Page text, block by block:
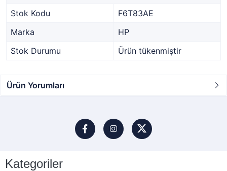
Stok Kodu
F6T83AE
Marka
HP
Stok Durumu
Ürün tükenmiştir
Ürün Yorumları
Kategoriler